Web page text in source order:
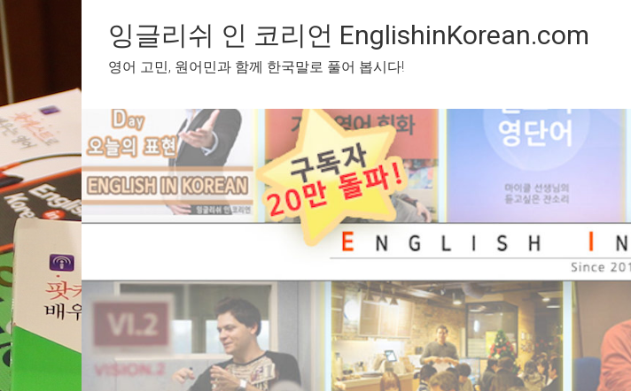
content잉글리쉬 인 코리언 EnglishinKorean.com
영어 고민, 원어민과 함께 한국말로 풀어 봅시다!